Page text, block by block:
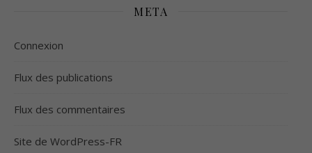
META
Connexion
Flux des publications
Flux des commentaires
Site de WordPress-FR